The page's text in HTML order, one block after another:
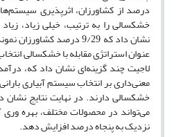
درصد از کشاورزان، اثرپذیری
خشکسالی را به ترتیب، خیلی زیاد،
نشان داد که 9/29 درصد
عنوان استراتژی مقابله با خشکسالی
لاجیت چند گزینه‌ای نشان داد که،
معنی‌داری بر انتخاب سیستم آبیاری
خشکسالی دارند. در نهایت نتایج نشان
می‌تواند در محصولات مختلف، بهره
نزدیک به پنجاه درصد افزایش دهد.